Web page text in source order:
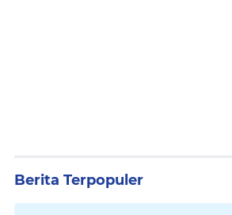
Berita Terpopuler